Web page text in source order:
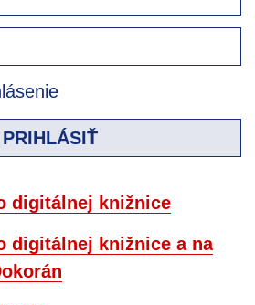
PRIHLÁSIŤ
digitálnej knižnice
digitálnej knižnice a na